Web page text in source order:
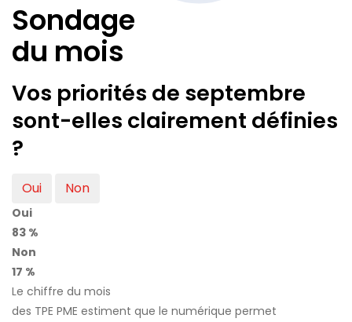
Sondage
du mois
Vos priorités de septembre
sont-elles clairement définies
?
Oui Non
Oui
83 %
Non
17 %
Le chiffre du mois
des TPE PME estiment que le numérique permet